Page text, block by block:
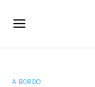
A BORDO